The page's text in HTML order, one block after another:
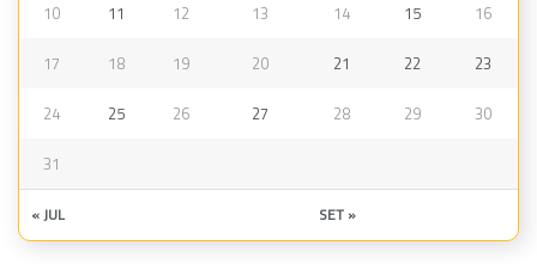
10 11 12 13 14 15 16
17 18 19 20 21 22 23
24 25 26 27 28 29 30
31
« JUL SET »